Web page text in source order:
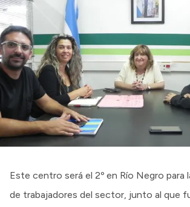
Login
Este centro será el 2º en Río Negro para
de trabajadores del sector, junto al que